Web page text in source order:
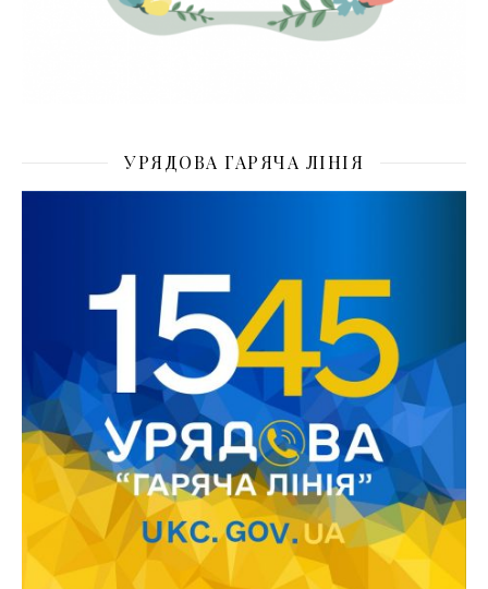
УРЯДОВА ГАРЯЧА ЛІНІЯ